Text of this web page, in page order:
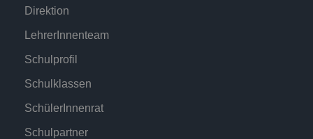
Direktion
LehrerInnenteam
Schulprofil
Schulklassen
SchülerInnenrat
Schulpartner